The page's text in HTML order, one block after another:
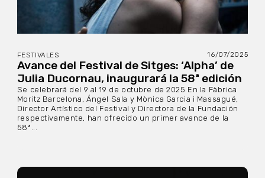
FESTIVALES 16/07/2025
Avance del Festival de Sitges: ‘Alpha’ de
Julia Ducornau, inaugurará la 58ª edición
Se celebrará del 9 al 19 de octubre de 2025 En la Fàbrica
Moritz Barcelona, Ángel Sala y Mònica Garcia i Massagué,
Director Artístico del Festival y Directora de la Fundación
respectivamente, han ofrecido un primer avance de la
58ª...